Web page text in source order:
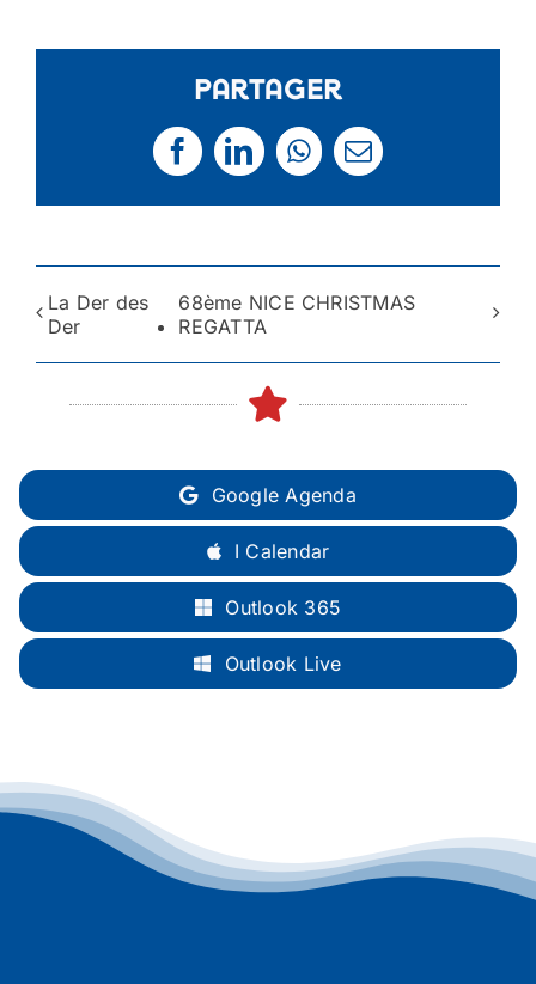
Partager
FacebookLinkedInWhatsApp
Email
La Der des
Der
68ème NICE CHRISTMAS
REGATTA
Google Agenda
I Calendar
Outlook 365
Outlook Live